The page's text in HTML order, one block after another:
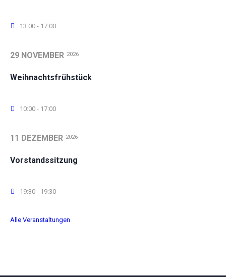
13:00 - 17:00
29 NOVEMBER 2026
Weihnachtsfrühstück
10:00 - 17:00
11 DEZEMBER 2026
Vorstandssitzung
19:30 - 19:30
Alle Veranstaltungen